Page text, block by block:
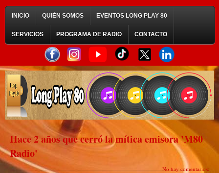
INICIO QUIÉN SOMOS EVENTOS LONG PLAY 80
SERVICIOS PROGRAMA DE RADIO CONTACTO
Hace 2 años que cerró la mítica emisora 'M80
Radio'
No hay comentarios: